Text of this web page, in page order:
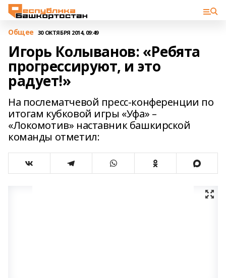
Общее 30 ОКТЯБРЯ 2014, 09:49
Игорь Колыванов: «Ребята
прогрессируют, и это
радует!»
На послематчевой пресс-конференции по
итогам кубковой игры «Уфа» –
«Локомотив» наставник башкирской
команды отметил: